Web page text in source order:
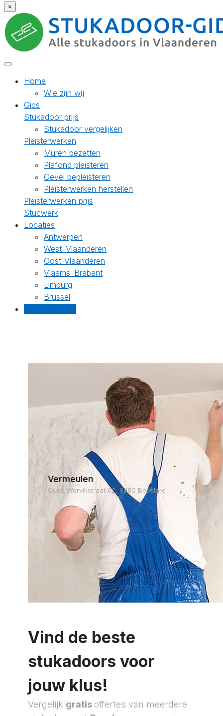
×
Home
Wie zijn wij
Gids
Stukadoor prijs
Stukadoor vergelijken
Pleisterwerken
Muren bezetten
Plafond pleisteren
Gevel bepleisteren
Pleisterwerken herstellen
Pleisterwerken prijs
Stucwerk
Locaties
Antwerpen
West–Vlaanderen
Oost-Vlaanderen
Vlaams–Brabant
Limburg
Brussel
Vermeulen
Oude Wervikstraat 62, 8980 Beselare
Vind de beste
stukadoors voor
jouw klus!
Vergelijk gratis offertes van meerdere